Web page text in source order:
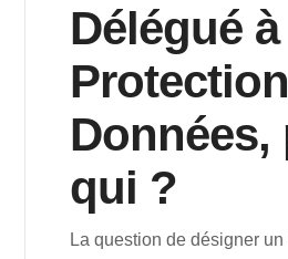
Délégué
Données,
qui ?
La question de désigner